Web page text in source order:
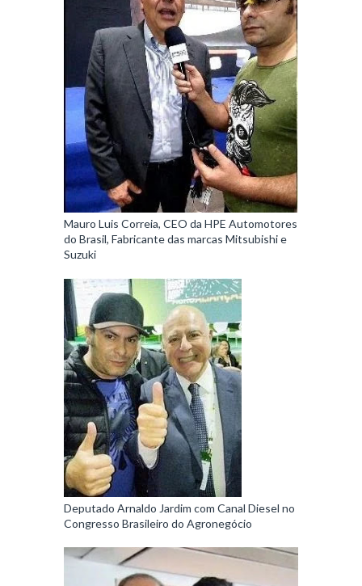
Mauro Luis Correia, CEO da HPE Automotores
do Brasil, Fabricante das marcas Mitsubishi e
Suzuki
Deputado Arnaldo Jardim com Canal Diesel no
Congresso Brasileiro do Agronegócio